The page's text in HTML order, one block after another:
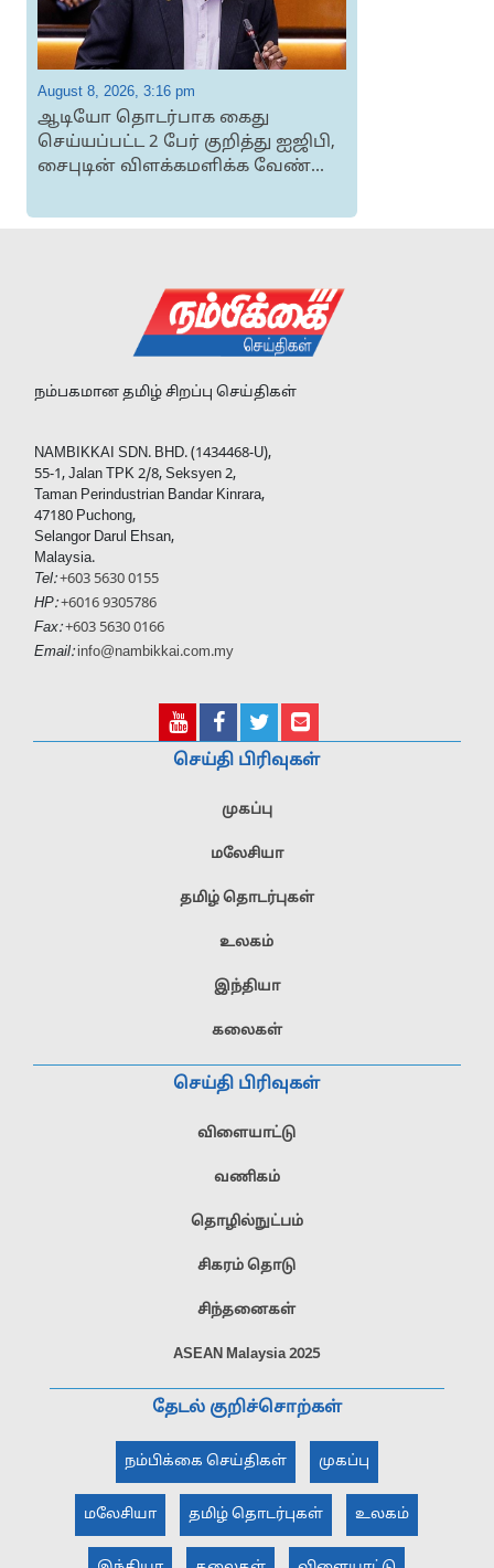
August 8, 2026, 3:16 pm
ஆடியோ தொடர்பாக கைது
செய்யப்பட்ட 2 பேர் குறித்து ஐஜிபி,
சைபுடின் விளக்கமளிக்க வேண்...
நம்பகமான தமிழ் சிறப்பு செய்திகள்
NAMBIKKAI SDN. BHD. (1434468-U),
55-1, Jalan TPK 2/8, Seksyen 2,
Taman Perindustrian Bandar Kinrara,
47180 Puchong,
Selangor Darul Ehsan,
Malaysia.
Tel:+603 5630 0155
HP:+6016 9305786
Fax: +603 5630 0166
Email: info@nambikkai.com.my
செய்தி பிரிவுகள்
முகப்பு
மலேசியா
தமிழ் தொடர்புகள்
உலகம்
இந்தியா
கலைகள்
செய்தி பிரிவுகள்
விளையாட்டு
வணிகம்
தொழில்நுட்பம்
சிகரம் தொடு
சிந்தனைகள்
ASEAN Malaysia 2025
தேடல் குறிச்சொற்கள்
நம்பிக்கை செய்திகள் முகப்பு
மலேசியா தமிழ் தொடர்புகள் உலகம்